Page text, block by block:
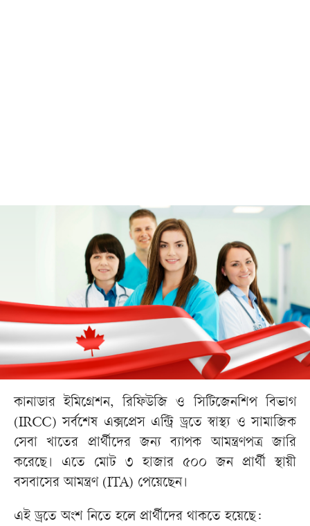
কানাডার ইমিগ্রেশন, রিফিউজি ও সিটিজেনশিপ বিভাগ
(IRCC) সর্বশেষ এক্সপ্রেস এন্ট্রি ড্রতে স্বাস্থ্য ও সামাজিক
সেবা খাতের প্রার্থীদের জন্য ব্যাপক আমন্ত্রণপত্র জারি
করেছে। এতে মোট ৩ হাজার ৫০০ জন প্রার্থী স্থায়ী
বসবাসের আমন্ত্রণ (ITA) পেয়েছেন।
এই ড্রতে অংশ নিতে হলে প্রার্থীদের থাকতে হয়েছে: